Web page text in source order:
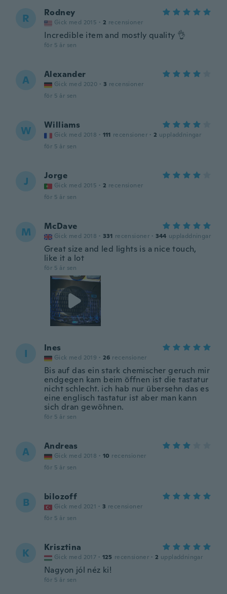
R Rodney
Gick med 2015 · 2 recensioner
Incredible item and mostly quality 👌
för 5 år sen
A Alexander
Gick med 2020 · 3 recensioner
för 5 år sen
W Williams
Gick med 2018 · 111 recensioner · 2 uppladdningar
för 5 år sen
J Jorge
Gick med 2015 · 2 recensioner
för 5 år sen
M McDave
Gick med 2018 · 331 recensioner · 344 uppladdningar
Great size and led lights is a nice touch,
like it a lot
för 5 år sen
I Ines
Gick med 2019 · 26 recensioner
Bis auf das ein stark chemischer geruch mir
endgegen kam beim öffnen ist die tastatur
nicht schlecht. ich hab nur übersehn das es
eine englisch tastatur ist aber man kann
sich dran gewöhnen.
för 5 år sen
A Andreas
Gick med 2018 · 10 recensioner
för 5 år sen
B bilozoff
Gick med 2021 · 3 recensioner
för 5 år sen
K Krisztina
Gick med 2017 · 125 recensioner · 2 uppladdningar
Nagyon jól néz ki!
för 5 år sen